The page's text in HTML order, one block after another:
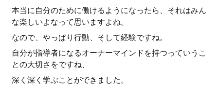
本当に自分のために働けるようになったら、それはみん
な楽しいよなって思いますよね。
なので、やっぱり行動、そして経験ですね。
自分が指導者になるオーナーマインドを持つっていうこ
との大切さをですね、
深く深く学ぶことができました。